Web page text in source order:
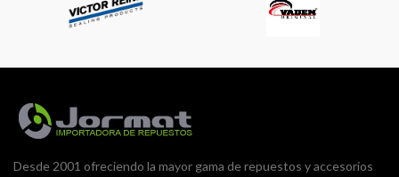
Desde 2001 ofreciendo la mayor gama de repuestos y accesorios